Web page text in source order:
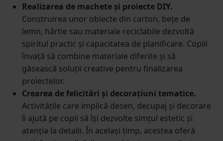
Realizarea de machete și proiecte DIY.
Construirea unor obiecte din carton, bețe de
lemn, hârtie sau materiale reciclabile dezvoltă
spiritul practic și capacitatea de planificare. Copiii
învață să combine materiale diferite și să
găsească soluții creative pentru finalizarea
proiectelor.
Crearea de felicitări și decorațiuni tematice.
Activitățile care implică desen, decupaj și decorare
îi ajută pe copii să își dezvolte simțul estetic și
atenția la detalii. În același timp, acestea oferă